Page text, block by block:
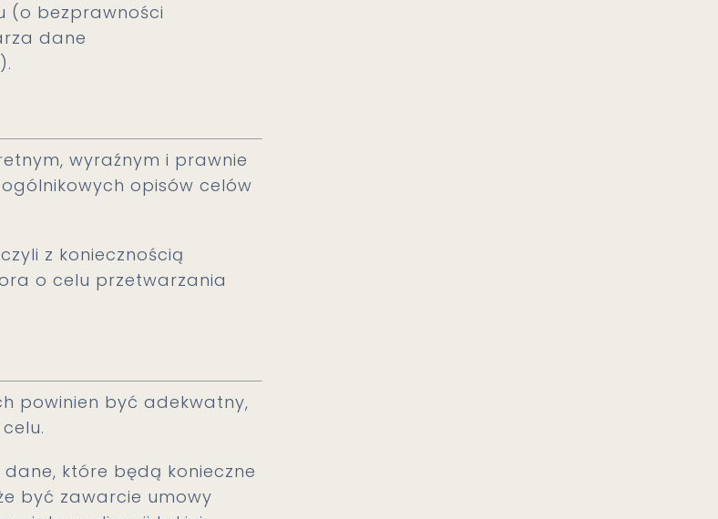
(o bezprawności
dane
wyraźnym i prawnie
opisów celów
z koniecznością
o celu przetwarzania
powinien być adekwatny,
które będą konieczne
być zawarcie umowy